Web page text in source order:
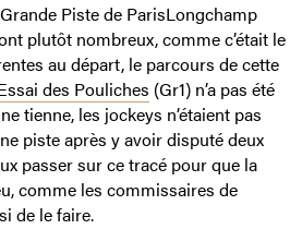
Piste de ParisLongchamp
plutôt nombreux, comme c’était le
au départ, le parcours de cette
des Pouliches (Gr1) n’a pas été
tienne, les jockeys n’étaient pas
piste après y avoir disputé deux
passer sur ce tracé pour que la
comme les commissaires de
de le faire.